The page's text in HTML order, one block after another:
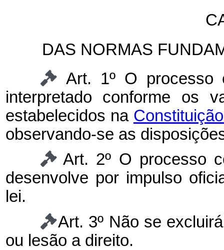
DAS NORMAS
Art. 1º O processo
interpretado conforme os
estabelecidos na
observando-se as
Art. 2º O processo
desenvolve por impulso
lei.
Art. 3º Não se
ou lesão a direito.